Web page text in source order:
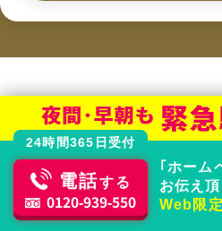
水回りトラブルは
どのメーカー
24時間365日受付
電話する
0120-939-550
｢ホーム
お伝え頂
Web限